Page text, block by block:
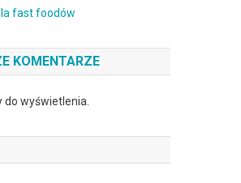
fast foodów
KOMENTARZE
wyświetlenia.